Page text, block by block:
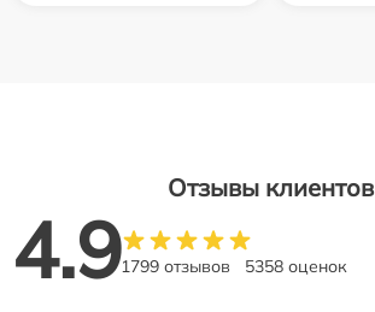
Отзывы клиентов
4.91799 отзывов 5358 оценок